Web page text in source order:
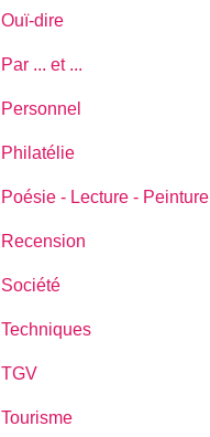
Ouï-dire
Par ... et ...
Personnel
Philatélie
Poésie - Lecture - Peinture
Recension
Société
Techniques
TGV
Tourisme